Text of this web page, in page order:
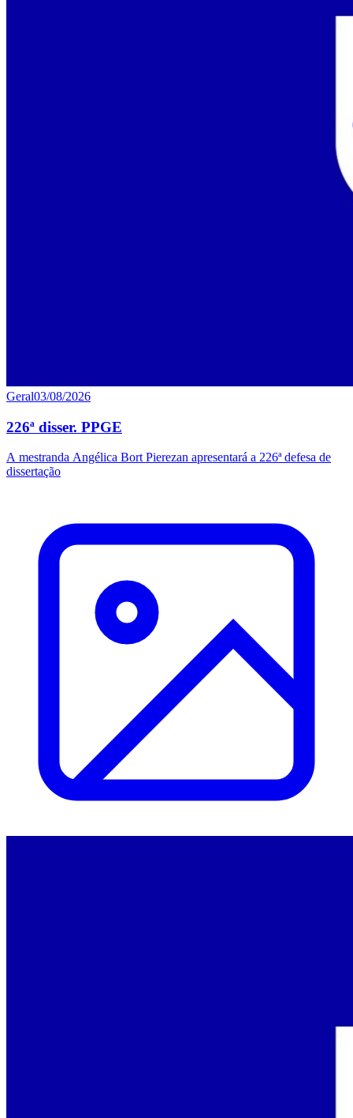
Geral03/08/2026
226ª disser. PPGE
A mestranda Angélica Bort Pierezan apresentará a 226ª defesa de
dissertação